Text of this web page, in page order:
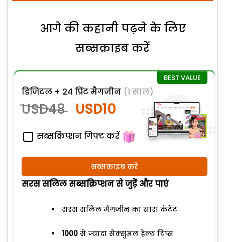
आगे की कहानी पढ़ने के लिए
सब्सक्राइब करें
डिजिटल + 24 प्रिंट मैगजीन (1 साल)
USD48 USD10
सब्सक्रिप्शन गिफ्ट करें
सब्सक्राइब करें
सरस सलिल सब्सक्रिप्शन से जुड़ेें और पाएं
सरस सलिल मैगजीन का सारा कंटेंट
1000 से ज्यादा सेक्सुअल हेल्थ टिप्स